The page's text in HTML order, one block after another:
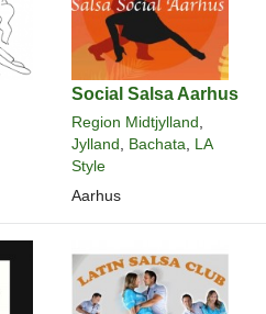
Social Salsa Aarhus
Region Midtjylland,
Jylland, Bachata, LA
Style
Aarhus